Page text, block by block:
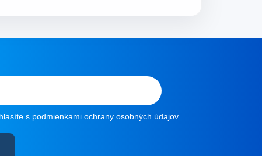
s podmienkami ochrany osobných údajov